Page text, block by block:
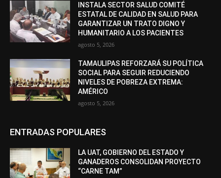
INSTALA SECTOR SALUD COMITÉ
ESTATAL DE CALIDAD EN SALUD PARA
GARANTIZAR UN TRATO DIGNO Y
HUMANITARIO A LOS PACIENTES
agosto 5, 2026
TAMAULIPAS REFORZARÁ SU POLÍTICA
SOCIAL PARA SEGUIR REDUCIENDO
NIVELES DE POBREZA EXTREMA:
AMÉRICO
agosto 5, 2026
ENTRADAS POPULARES
LA UAT, GOBIERNO DEL ESTADO Y
GANADEROS CONSOLIDAN PROYECTO
“CARNE TAM”